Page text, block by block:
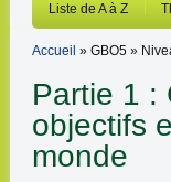
Liste de A à Z
Accueil » GBO5 »
Partie 1 :
objectifs
monde